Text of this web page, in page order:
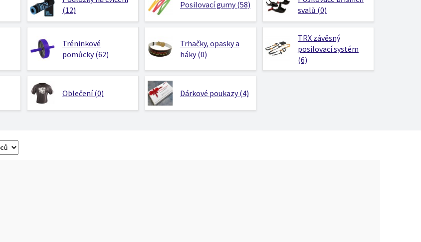
(12)
Posilovací gumy (58)
svalů (0)
Tréninkové
pomůcky (62)
Trhačky, opasky a
háky (0)
TRX závěsný
posilovací systém
(6)
Oblečení (0) Dárkové poukazy (4)